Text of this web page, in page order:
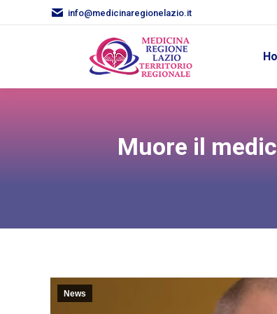
info@medicinaregionelazio.it
Muore il
News